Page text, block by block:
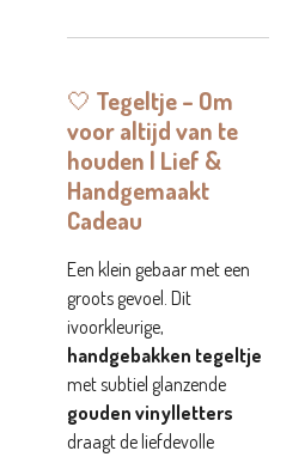
🤍 Tegeltje – Om
voor altijd van te
houden | Lief &
Handgemaakt
Cadeau
Een klein gebaar met een
groots gevoel. Dit
ivoorkleurige,
handgebakken tegeltje
met subtiel glanzende
gouden vinylletters
draagt de liefdevolle